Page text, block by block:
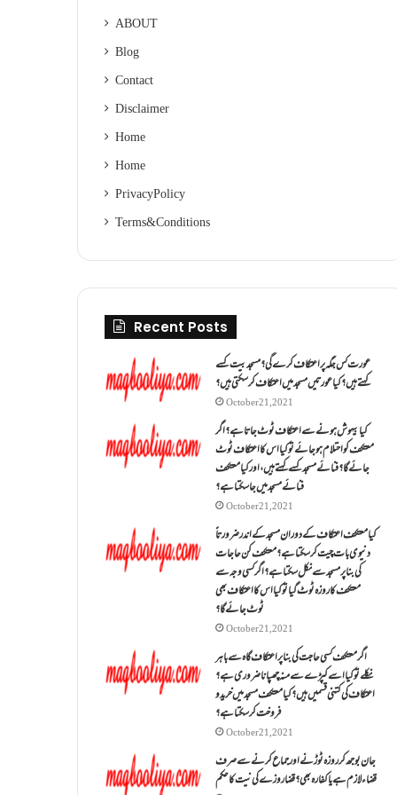
ABOUT
Blog
Contact
Disclaimer
Home
Home
Privacy Policy
Terms & Conditions
Recent Posts
عورت کس جگہ پر اعتکاف کرے گی؟مسجد بیت کسے
کہتے ہیں؟کیا عورتیں مسجد میں اعتکاف کر سکتی ہیں؟
October 21, 2021
کیا بیہوش ہونے سے اعتکاف ٹوٹ جاتا ہے؟ اگر
معتکف کو احتلام ہو جائے تو کیا اس کا اعتکاف ٹوٹ
جائے گا؟فنائے مسجد کسے کہتے ہیں ، اور کیا معتکف
فنائے مسجد میں جا سکتا ہے؟
October 21, 2021
کیا معتکف اعتکاف کے دوران مسجد کے اندر ضرورتاً
دنیوی بات چیت کر سکتا ہے؟معتکف کن حاجات
کی بنا پر مسجد سے نکل سکتا ہے؟ اگر کسی وجہ سے
معتکف کا روزہ ٹوٹ گیا تو کیا اس کا اعتکاف بھی
ٹوٹ جائے گا؟
October 21, 2021
اگر معتکف کسی حاجت کی بنا پر اعتکاف گاہ سے باہر
نکلے تو کیا اسے کپڑے سے منہ چھپانا ضروری ہے؟
اعتکاف کی کتنی قسمیں ہیں؟کیا معتکف مسجد میں خرید و
فروخت کر سکتا ہے؟
October 21, 2021
جان بوجھ کر روزہ ٹوڑنے اور جماع کرنے سے صرف
قضاء لازم ہے یا کفارہ بھی؟ قضا روزے کی نیت کا حکم